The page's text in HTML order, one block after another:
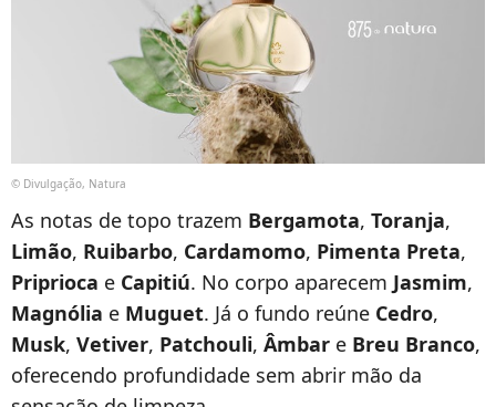
© Divulgação, Natura
As notas de topo trazem Bergamota, Toranja,
Limão, Ruibarbo, Cardamomo, Pimenta Preta,
Priprioca e Capitiú. No corpo aparecem Jasmim,
Magnólia e Muguet. Já o fundo reúne Cedro,
Musk, Vetiver, Patchouli, Âmbar e Breu Branco,
oferecendo profundidade sem abrir mão da